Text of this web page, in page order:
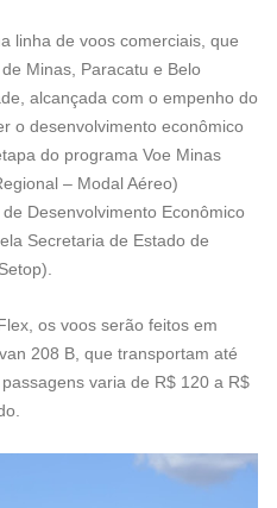
linha de voos comerciais, que
Minas, Paracatu e Belo
alcançada com o empenho do
o desenvolvimento econômico
do programa Voe Minas
– Modal Aéreo)
Desenvolvimento Econômico
Secretaria de Estado de
os voos serão feitos em
208 B, que transportam até
varia de R$ 120 a R$